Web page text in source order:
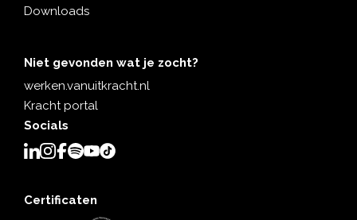
Downloads
Niet gevonden wat je zocht?
werken.vanuitkracht.nl
Kracht portal
Socials
Certificaten